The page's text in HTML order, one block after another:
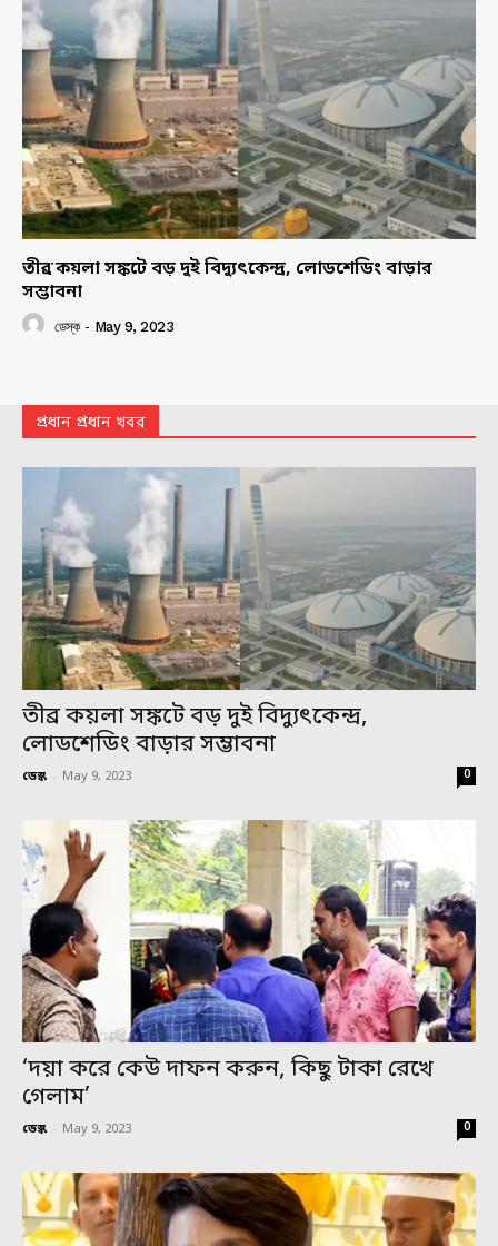
তীব্র কয়লা সঙ্কটে বড় দুই বিদ্যুৎকেন্দ্র, লোডশেডিং বাড়ার
সম্ভাবনা
ডেস্ক - May 9, 2023
প্রধান প্রধান খবর
তীব্র কয়লা সঙ্কটে বড় দুই বিদ্যুৎকেন্দ্র,
লোডশেডিং বাড়ার সম্ভাবনা
ডেস্ক - May 9, 2023 0
‘দয়া করে কেউ দাফন করুন, কিছু টাকা রেখে
গেলাম’
ডেস্ক - May 9, 2023 0